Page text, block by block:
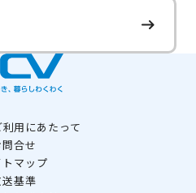
用にあたって
問合せ
マップ
基準